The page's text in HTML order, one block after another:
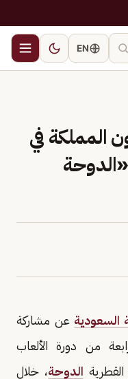
EN
المملكة في
«الدوحة
السعودية عن مشاركة
من دورة الألعاب
الدوحة، خلال